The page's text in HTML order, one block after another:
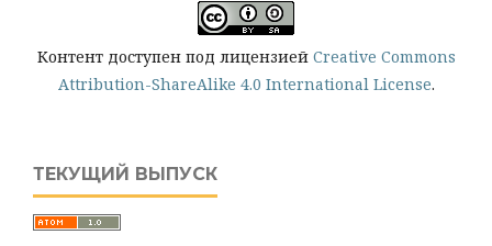
Контент доступен под лицензией Creative Commons
Attribution-ShareAlike 4.0 International License.
ТЕКУЩИЙ ВЫПУСК